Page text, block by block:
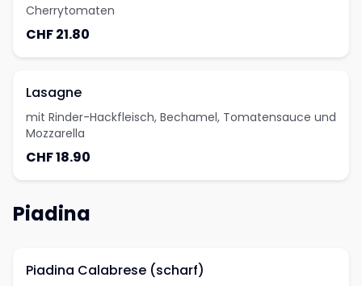
Cherrytomaten
CHF 21.80
Lasagne
mit Rinder-Hackfleisch, Bechamel, Tomatensauce und
Mozzarella
CHF 18.90
Piadina
Piadina Calabrese (scharf)